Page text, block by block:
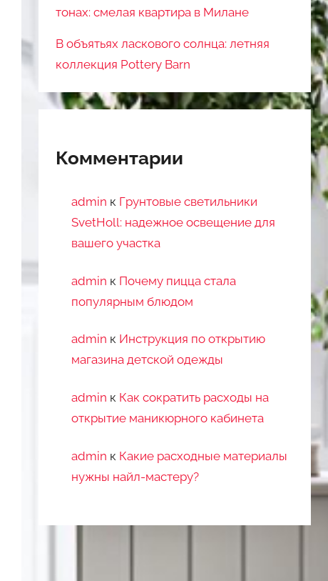
тонах: смелая квартира в Милане
В объятьях ласкового солнца: летняя
коллекция Pottery Barn
Комментарии
admin к Грунтовые светильники
SvetHoll: надежное освещение для
вашего участка
admin к Почему пицца стала
популярным блюдом
admin к Инструкция по открытию
магазина детской одежды
admin к Как сократить расходы на
открытие маникюрного кабинета
admin к Какие расходные материалы
нужны найл-мастеру?